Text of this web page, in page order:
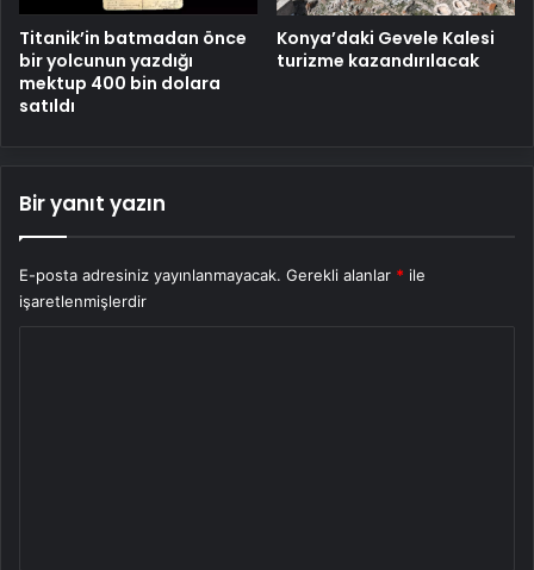
Titanik’in batmadan önce
bir yolcunun yazdığı
mektup 400 bin dolara
satıldı
Konya’daki Gevele Kalesi
turizme kazandırılacak
Bir yanıt yazın
E-posta adresiniz yayınlanmayacak. Gerekli alanlar * ile
işaretlenmişlerdir